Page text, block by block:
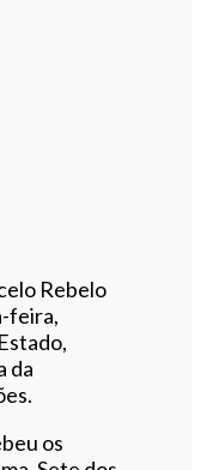
Rebelo
feira,
da
os